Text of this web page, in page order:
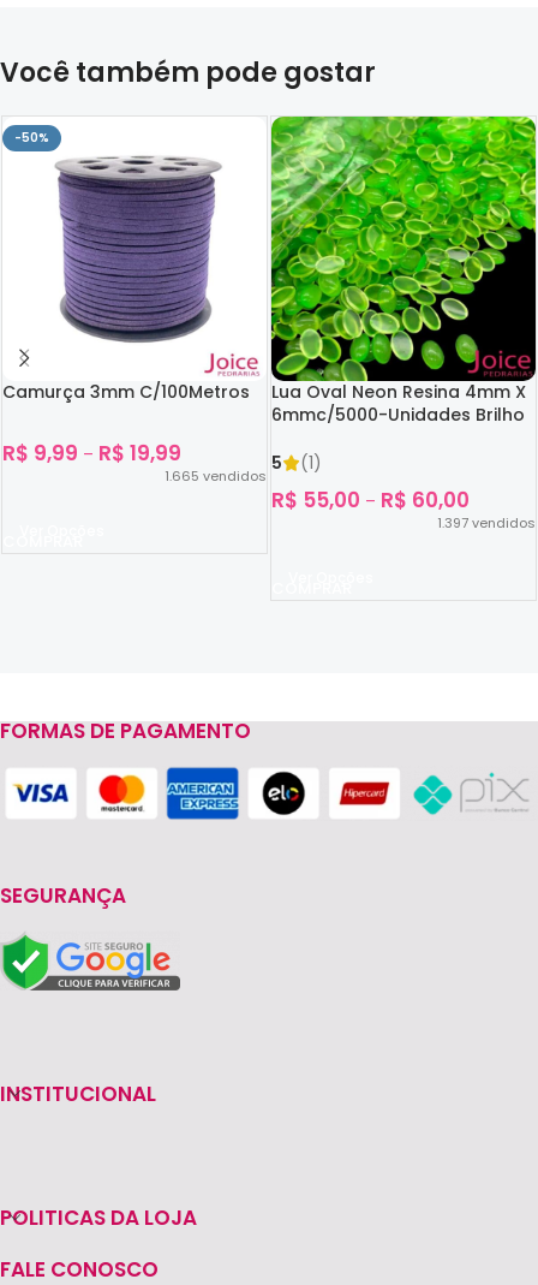
Você também pode gostar
-50%
Camurça 3mm C/100Metros
R$ 9,99 – R$ 19,99
1.665 vendidos
Lua Oval Neon Resina 4mm X
6mmc/5000-Unidades Brilho
5
(1)
R$ 55,00 – R$ 60,00
1.397vendidos
Read more
FORMAS DE PAGAMENTO
SEGURANÇA
INSTITUCIONAL
POLITICAS DA LOJA
FALE CONOSCO